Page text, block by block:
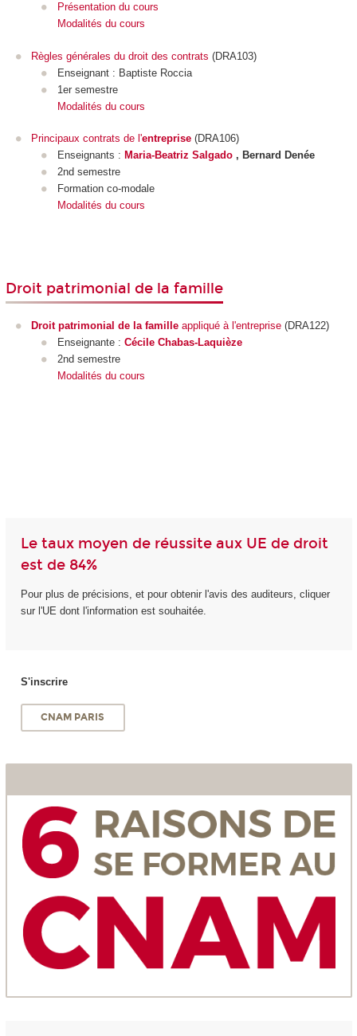
Présentation du cours
Modalités du cours
Règles générales du droit des contrats (DRA103)
Enseignant : Baptiste Roccia
1er semestre
Modalités du cours
Principaux contrats de l'entreprise (DRA106)
Enseignants : Maria-Beatriz Salgado, Bernard Denée
2nd semestre
Formation co-modale
Modalités du cours
Droit patrimonial de la famille
Droit patrimonial de la famille appliqué à l'entreprise (DRA122)
Enseignante : Cécile Chabas-Laquièze
2nd semestre
Modalités du cours
Le taux moyen de réussite aux UE de droit
est de 84%
Pour plus de précisions, et pour obtenir l'avis des auditeurs, cliquer
sur l'UE dont l'information est souhaitée.
S'inscrire
CNAM PARIS